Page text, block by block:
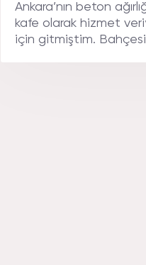
Ankara’nın beton
kafe olarak hizmet
için gitmiştim.